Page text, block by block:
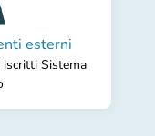
esterni
Sistema